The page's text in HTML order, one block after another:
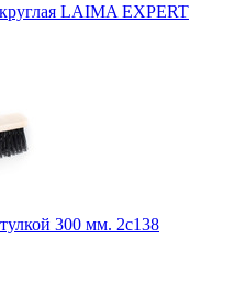
LAIMA EXPERT
300 мм. 2с138